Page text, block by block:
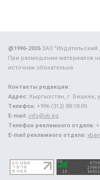
@1996-2026ЗАО "Издательский
При размещении материалов
источник обязательна.
Контакты редакции:
Адрес: Кыргызстан, г. Бишкек,
Телефон: +996 (312) 88-18-09.
E-mail: info@vb.kg
Телефон рекламного отдела:
E-mail рекламного отдела: